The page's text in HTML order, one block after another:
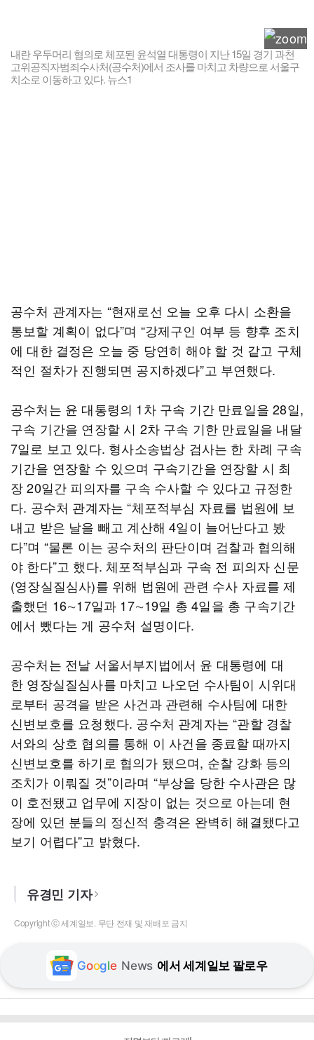
내란 우두머리 혐의로 체포된 윤석열 대통령이 지난 15일 경기 과천
고위공직자범죄수사처(공수처)에서 조사를 마치고 차량으로 서울구
치소로 이동하고 있다. 뉴스1
공수처 관계자는 “현재로선 오늘 오후 다시 소환을
통보할 계획이 없다”며 “강제구인 여부 등 향후 조치
에 대한 결정은 오늘 중 당연히 해야 할 것 같고 구체
적인 절차가 진행되면 공지하겠다”고 부연했다.
공수처는 윤 대통령의 1차 구속 기간 만료일을 28일,
구속 기간을 연장할 시 2차 구속 기한 만료일을 내달
7일로 보고 있다. 형사소송법상 검사는 한 차례 구속
기간을 연장할 수 있으며 구속기간을 연장할 시 최
장 20일간 피의자를 구속 수사할 수 있다고 규정한
다. 공수처 관계자는 “체포적부심 자료를 법원에 보
내고 받은 날을 빼고 계산해 4일이 늘어난다고 봤
다”며 “물론 이는 공수처의 판단이며 검찰과 협의해
야 한다”고 했다. 체포적부심과 구속 전 피의자 신문
(영장실질심사)를 위해 법원에 관련 수사 자료를 제
출했던 16∼17일과 17∼19일 총 4일을 총 구속기간
에서 뺐다는 게 공수처 설명이다.
공수처는 전날 서울서부지법에서 윤 대통령에 대
한 영장실질심사를 마치고 나오던 수사팀이 시위대
로부터 공격을 받은 사건과 관련해 수사팀에 대한
신변보호를 요청했다. 공수처 관계자는 “관할 경찰
서와의 상호 협의를 통해 이 사건을 종료할 때까지
신변보호를 하기로 협의가 됐으며, 순찰 강화 등의
조치가 이뤄질 것”이라며 “부상을 당한 수사관은 많
이 호전됐고 업무에 지장이 없는 것으로 아는데 현
장에 있던 분들의 정신적 충격은 완벽히 해결됐다고
보기 어렵다”고 밝혔다.
유경민 기자
Copyright ⓒ 세계일보. 무단 전재 및 재배포 금지
Google News 에서 세계일보 팔로우